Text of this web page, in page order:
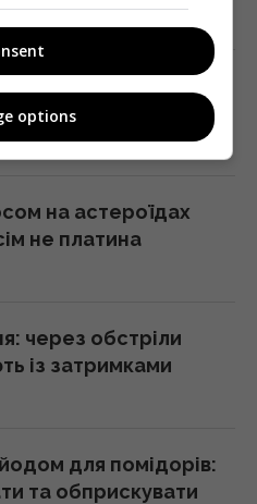
навушників для
головні хіти
на астероїдах
не платина
через обстріли
із затримками
для помідорів:
та обприскувати
options